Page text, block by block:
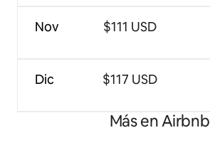
Nov
Dic
$111 USD
$117 USD
Más en Airbnb